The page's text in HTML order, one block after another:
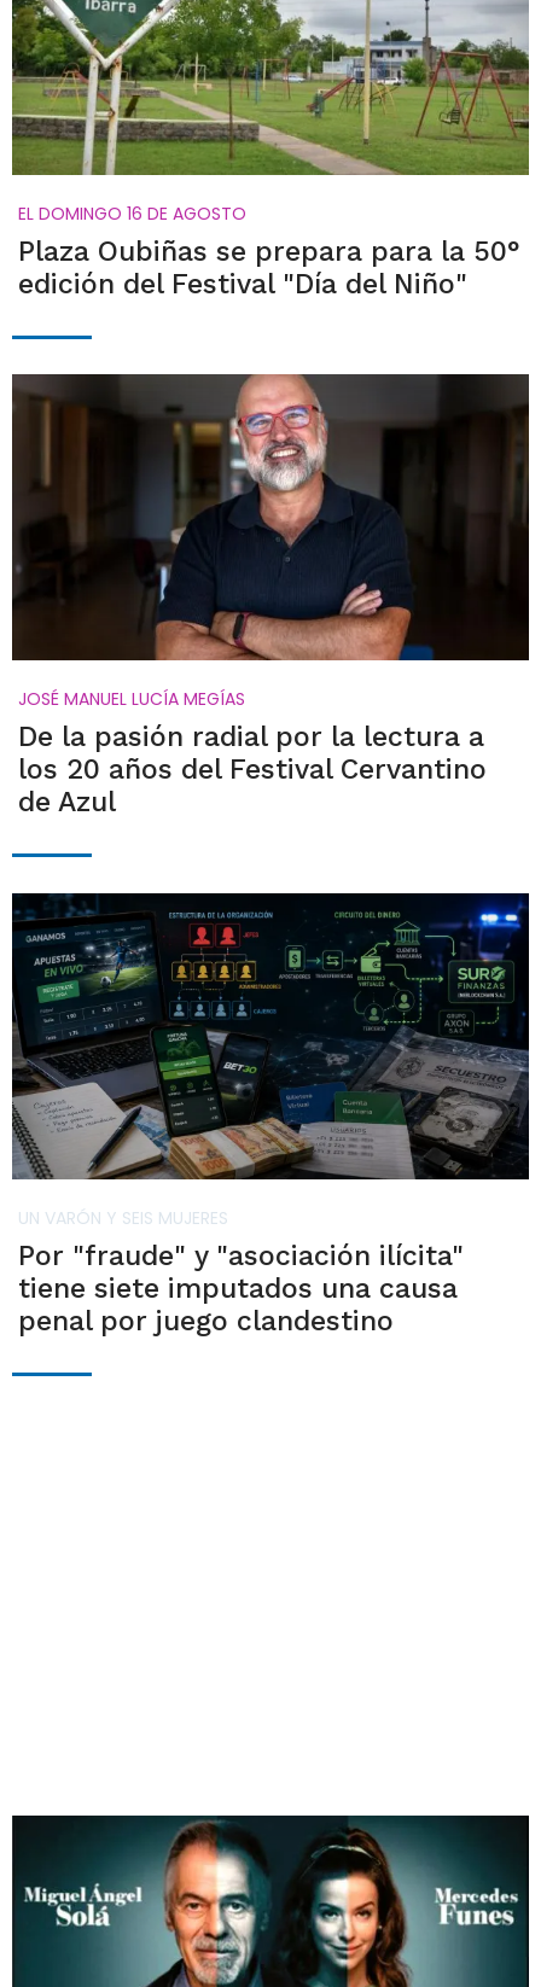
EL DOMINGO 16 DE AGOSTO
Plaza Oubiñas se prepara para la 50°
edición del Festival "Día del Niño"
JOSÉ MANUEL LUCÍA MEGÍAS
De la pasión radial por la lectura a
los 20 años del Festival Cervantino
de Azul
UN VARÓN Y SEIS MUJERES
Por "fraude" y "asociación ilícita"
tiene siete imputados una causa
penal por juego clandestino